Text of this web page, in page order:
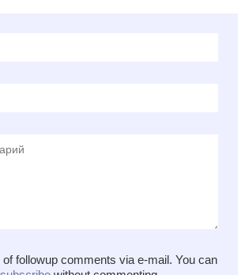
of followup comments via e-mail. You can